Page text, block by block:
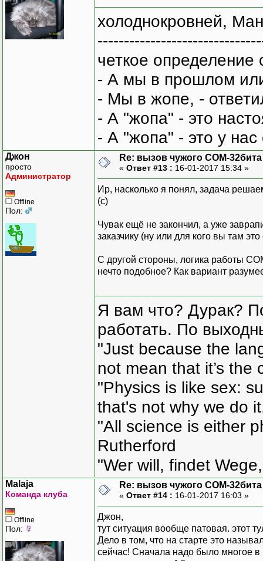
холоднокровней,
четкое
- А мы в прошлом
- Мы в жопе, -
- А "жопа" - это
- А "жопа" - это у
Джон
просто
Администратор
Offline
Пол:
Re: вызов чужого COM-
« Ответ #13 : 16-01-2017 15:34 »
Ир, насколько я понял, задача
(с)
Чувак ещё не закончил, а уже
заказчику (ну или для кого вы там
С другой стороны, логика работы
нечто подобное? Как вариант
Я вам что? Дурак?
работать. По
"Just because the
not mean that it’s the
"Physics is like sex:
that's not why we do
"All science is either
Rutherford
"Wer will, findet
Malaja
Команда клуба
Offline
Пол:
Re: вызов чужого COM-
« Ответ #14 : 16-01-2017 16:03 »
Джон,
тут ситуация вообще патовая. этот
Дело в том, что на старте это
сейчас! Сначала надо было многое в